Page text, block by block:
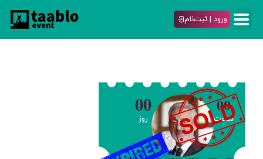
ورود | ثبت‌نام
00
ساعت
00
روز